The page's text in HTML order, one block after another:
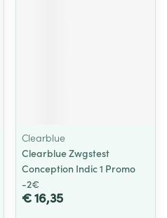
Clearblue
Clearblue Zwgstest
Conception Indic 1 Promo
-2€
€ 16,35